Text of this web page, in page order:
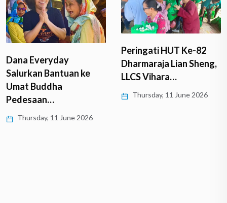
Dana Everyday
Salurkan Bantuan ke
Umat Buddha
Pedesaan…
Thursday, 11 June 2026
Peringati HUT Ke-82
Dharmaraja Lian Sheng,
LLCS Vihara…
Thursday, 11 June 2026